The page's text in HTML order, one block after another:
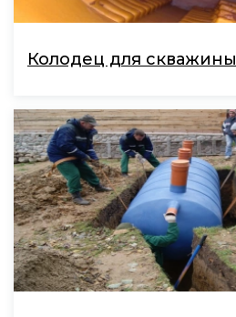
Колодец для скважины